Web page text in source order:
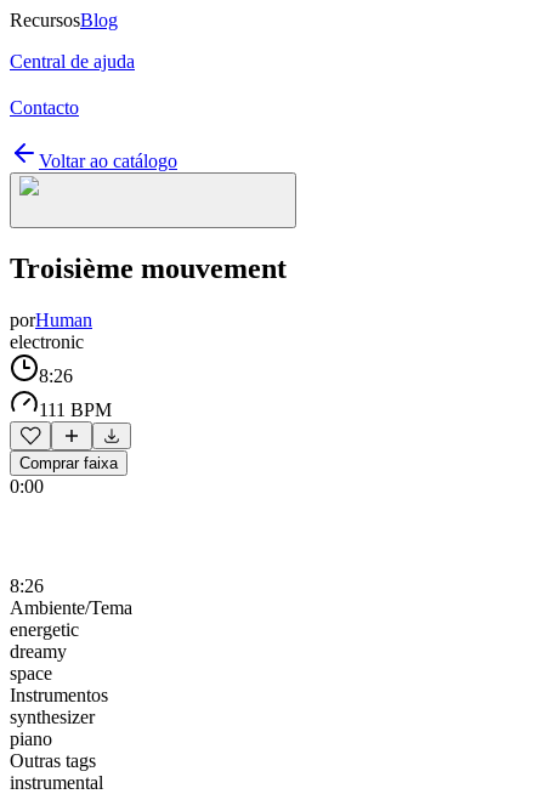
RecursosBlog
Central de ajuda
Contacto
Voltar ao catálogo
Troisième mouvement
porHuman
electronic
8:26
111 BPM
Comprar faixa
0:00
8:26
Ambiente/Tema
energetic
dreamy
space
Instrumentos
synthesizer
piano
Outras tags
instrumental